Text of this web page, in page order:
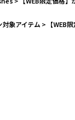
対象アイテム > 【WEB